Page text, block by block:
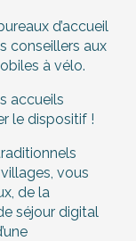
d’accueil
conseillers aux
à vélo.
accueils
le dispositif !
vous
de la
séjour digital